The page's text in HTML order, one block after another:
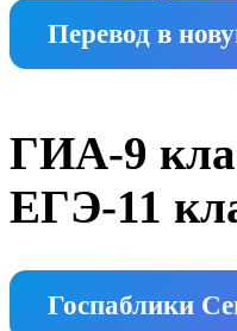
Перевод в
ГИА-9
ЕГЭ-11
Госпаблики